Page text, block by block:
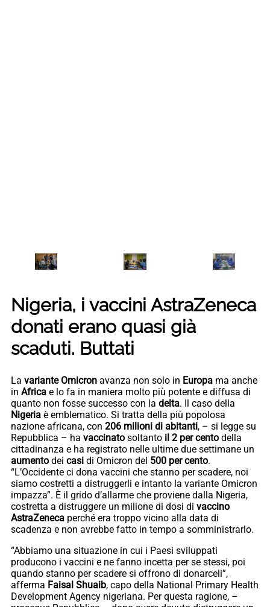
Nigeria, i vaccini AstraZeneca
donati erano quasi già
scaduti. Buttati
La variante Omicron avanza non solo in Europa ma anche
in Africa e lo fa in maniera molto più potente e diffusa di
quanto non fosse successo con la delta. Il caso della
Nigeria è emblematico. Si tratta della più popolosa
nazione africana, con 206 milioni di abitanti, – si legge su
Repubblica – ha vaccinato soltanto il 2 per cento della
cittadinanza e ha registrato nelle ultime due settimane un
aumento dei casi di Omicron del 500 per cento.
“L’Occidente ci dona vaccini che stanno per scadere, noi
siamo costretti a distruggerli e intanto la variante Omicron
impazza”. È il grido d’allarme che proviene dalla Nigeria,
costretta a distruggere un milione di dosi di vaccino
AstraZeneca perché era troppo vicino alla data di
scadenza e non avrebbe fatto in tempo a somministrarlo.
“Abbiamo una situazione in cui i Paesi sviluppati
producono i vaccini e ne fanno incetta per se stessi, poi
quando stanno per scadere si offrono di donarceli”,
afferma Faisal Shuaib, capo della National Primary Health
Development Agency nigeriana. Per questa ragione, –